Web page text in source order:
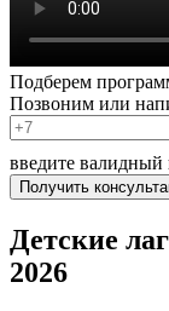
Подберем
Позвоним или
введите валидный
Получить
Детские
2026